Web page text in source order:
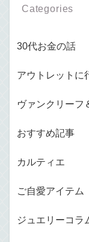
Categories
30代お金の話
アウトレットに
ヴァンクリーフ
おすすめ記事
カルティエ
ご自愛アイテム
ジュエリーコラ